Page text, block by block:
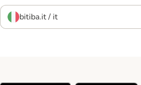
bitiba.it / it